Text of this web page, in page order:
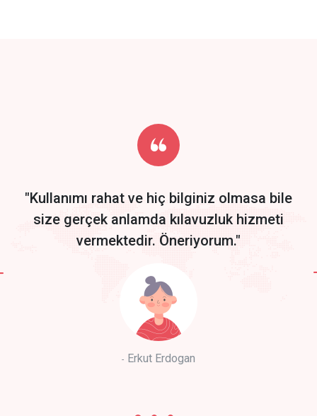
Start by trying our service for 30 days free trial no credit card
required.
"Kullanımı rahat ve hiç bilginiz olmasa bile
size gerçek anlamda kılavuzluk hizmeti
vermektedir. Öneriyorum."
Erkut Erdogan